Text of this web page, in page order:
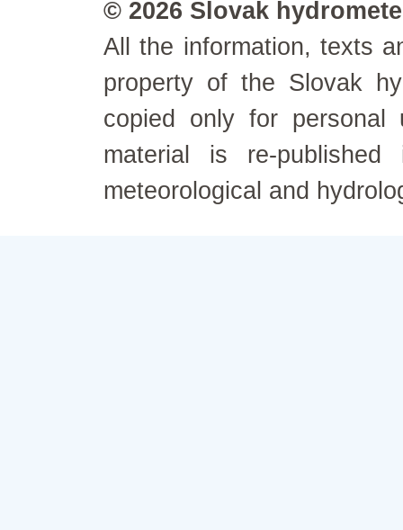
© 2026 Slovak
All the information, texts
property of the Slovak
copied only for personal
material is re-
meteorological and